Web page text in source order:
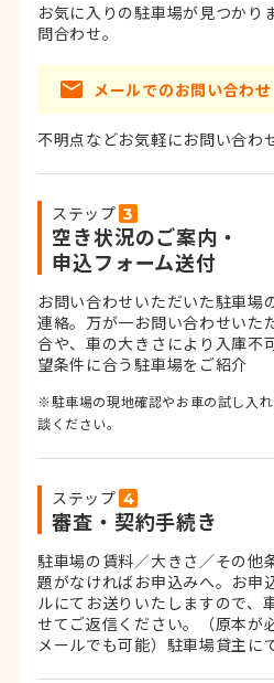
お気に入りの駐車場が見つかり
問合わせ。
メールでのお問い合わせ
不明点などお気軽にお問い合わ
ステップ
空き状況のご案内・
申込フォーム送付
お問い合わせいただいた駐車場
連絡。 万が一お問い合わせいた
合や、車の大きさにより入庫不
望条件に合う駐車場をご紹介
※駐車場の現地確認やお車の試し入
談ください。
ステップ
審査・契約手続き
駐車場の賃料／大きさ／その他
題がなければお申込みへ。お申
ルにてお送りいたしますので、
せてご返信ください。
（原本
メールでも可能） 駐車場貸主に